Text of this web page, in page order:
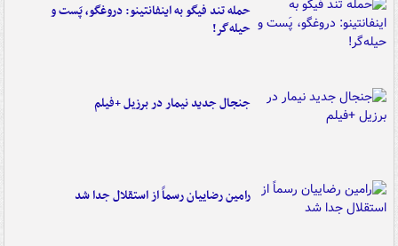
حمله تند فیگو به اینفانتینو: دروغگو، پَست‌ و
حیله‌گر!
جنجال جدید نیمار در برزیل +فیلم
رامین رضاییان رسماً از استقلال جدا شد